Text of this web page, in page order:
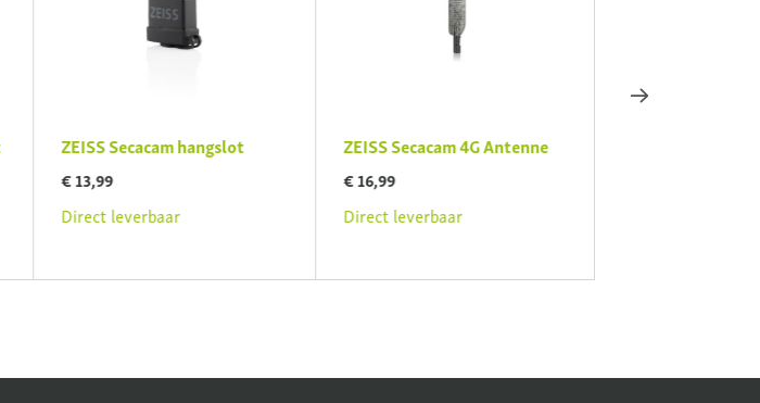
ZEISS Secacam hangslot
€ 13,99
Direct leverbaar
ZEISS Secacam 4G Antenne
€ 16,99
Direct leverbaar